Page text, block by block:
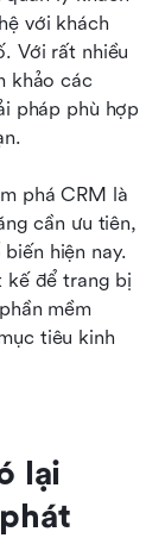
với khách
Với rất nhiều
khảo các
pháp phù hợp
phá CRM là
cần ưu tiên,
hiện nay.
kế để trang bị
mềm
tiêu kinh
lại
dự án bán
tư dữ liệu
các đánh